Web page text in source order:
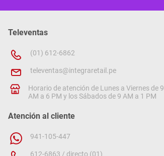
Televentas
(01) 612-6862
televentas@integraretail.pe
Horario de atención de Lunes a Viernes de 9
AM a 6 PM y los Sábados de 9 AM a 1 PM
Atención al cliente
941-105-447
612-6863 / directo (01)